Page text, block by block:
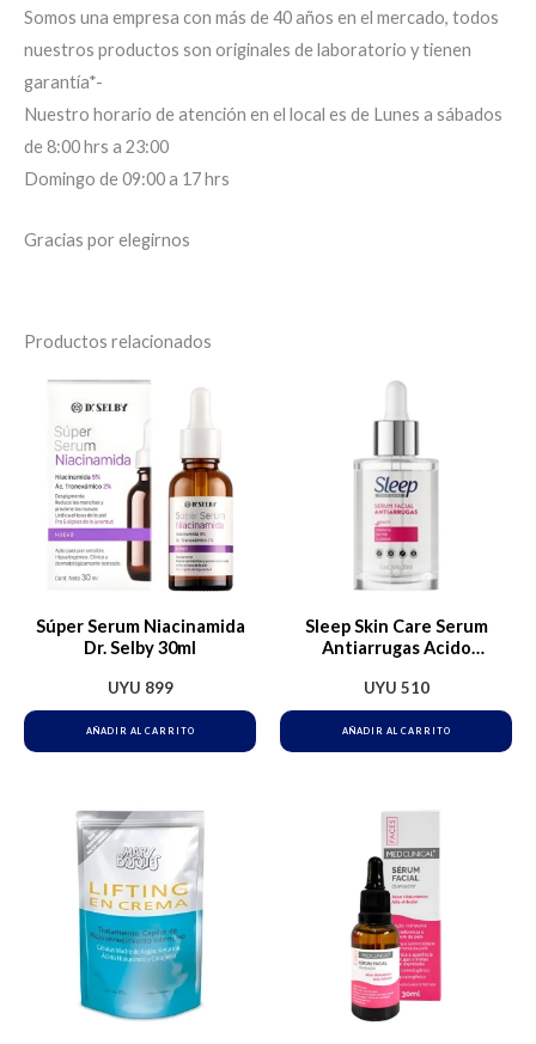
Somos una empresa con más de 40 años en el mercado, todos
nuestros productos son originales de laboratorio y tienen
garantía*-
Nuestro horario de atención en el local es de Lunes a sábados
de 8:00 hrs a 23:00
Domingo de 09:00 a 17 hrs
Gracias por elegirnos
Productos relacionados
Súper Serum Niacinamida
Dr. Selby 30ml
UYU 899
AÑADIR AL CARRITO
Sleep Skin Care Serum
Antiarrugas Acido
UYU 510
AÑADIR AL CARRITO